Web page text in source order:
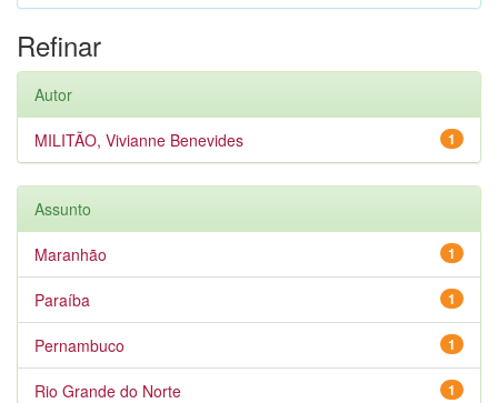
Refinar
Autor
1
MILITÃO, Vivianne Benevides
Assunto
1
Maranhão
1
Paraíba
1
Pernambuco
1
Rio Grande do Norte